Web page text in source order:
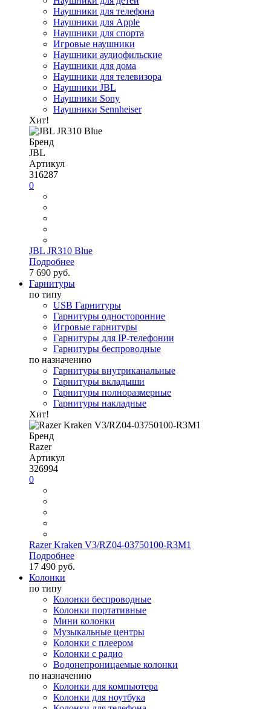
Наушники для телефона
Наушники для Apple
Наушники для спорта
Игровые наушники
Наушники аудиофильские
Наушники для дома
Наушники для телевизора
Наушники JBL
Наушники Sony
Наушники Sennheiser
Хит!
Бренд
JBL
Артикул
316287
0
JBL JR310 Blue
Подробнее
7 690 руб.
Гарнитуры
по типу
USB Гарнитуры
Гарнитуры односторонние
Игровые гарнитуры
Гарнитуры для IP-телефонии
Гарнитуры беспроводные
по назначению
Гарнитуры внутриканальные
Гарнитуры вкладыши
Гарнитуры полноразмерные
Гарнитуры накладные
Хит!
Бренд
Razer
Артикул
326994
0
Razer Kraken V3/RZ04-03750100-R3M1
Подробнее
17 490 руб.
Колонки
по типу
Колонки беспроводные
Колонки портативные
Мини колонки
Музыкальные центры
Колонки с плеером
Колонки с радио
Водонепроницаемые колонки
по назначению
Колонки для компьютера
Колонки для ноутбука